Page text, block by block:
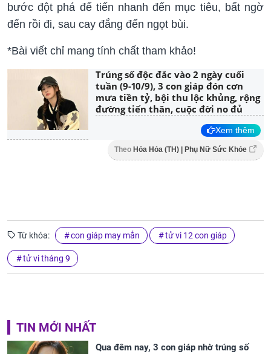
bước đột phá để tiến nhanh đến mục tiêu, bất ngờ
đến rồi đi, sau cay đắng đến ngọt bùi.
*Bài viết chỉ mang tính chất tham khảo!
Trúng số độc đắc vào 2 ngày cuối
tuần (9-10/9), 3 con giáp đón cơn
mưa tiền tỷ, bội thu lộc khủng, rộng
đường tiến thân, cuộc đời no đủ
Xem thêm
Theo Hỏa Hỏa (TH) | Phụ Nữ Sức Khỏe
Từ khóa: con giáp may mắn tử vi 12 con giáp
tử vi tháng 9
TIN MỚI NHẤT
Qua đêm nay, 3 con giáp nhờ trúng số